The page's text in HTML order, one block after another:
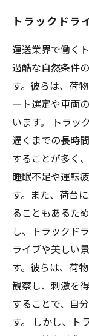
トラックドラ
運送業界で働く
過酷な自然条件
す。彼らは、荷
ート選定や車両
います。 トラッ
遅くまでの長時
することが多く
睡眠不足や運転
す。また、荷台
ることもあるた
し、トラックド
ライブや美しい
す。彼らは、荷
観察し、刺激を
することで、自
す。 しかし、ト